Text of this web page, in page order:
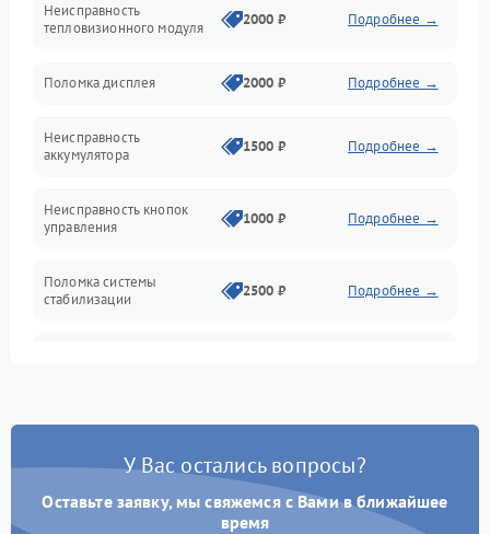
Матрица
Неисправность
тепловизионного модуля
2000 ₽ Подробнее →
Поломка дисплея 2000 ₽ Подробнее →
Неисправность
аккумулятора
1500 ₽ Подробнее →
Неисправность кнопок
управления
1000 ₽ Подробнее →
Поломка системы
стабилизации
2500 ₽ Подробнее →
Неисправность системы
Поломка системы GPS 2000 ₽ Подробнее →
У Вас остались вопросы?
Оставьте заявку, мы свяжемся с Вами в ближайшее
время